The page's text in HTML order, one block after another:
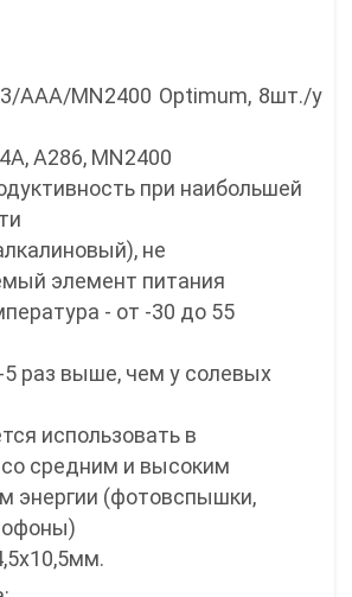
ААА/MN2400 Optimum, 8шт./у
A286, MN2400
при наибольшей
не
элемент питания
- от -30 до 55
5 раз выше, чем у солевых
использовать в
средним и высоким
энергии (фотовспышки,